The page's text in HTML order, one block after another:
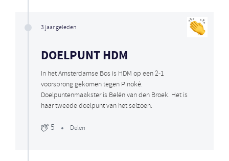
3 jaar geleden
DOELPUNT HDM
In het Amsterdamse Bos is HDM op een 2-1
voorsprong gekomen tegen Pinoké.
Doelpuntenmaakster is Belén van den Broek. Het is
haar tweede doelpunt van het seizoen.
5 Delen